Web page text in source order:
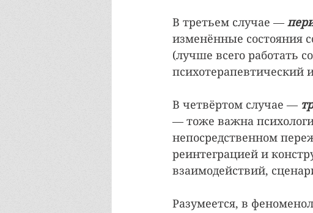
В третьем случае —
изменённые состояния
(лучше всего работать
психотерапевтический
В четвёртом случае —
— тоже важна
непосредственном
реинтеграцией и
взаимодействий,
Разумеется, в